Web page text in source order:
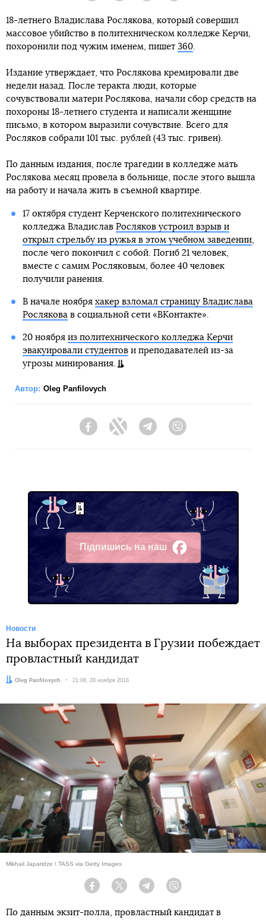
18-летнего Владислава Рослякова, который совершил
массовое убийство в политехническом колледже Керчи,
похоронили под чужим именем, пишет 360
Издание утверждает, что Рослякова кремировали две
недели назад. После теракта люди, которые
сочувствовали матери Рослякова, начали сбор средств на
похороны 18-летнего студента и написали женщине
письмо, в котором выразили сочувствие. Всего для
Росляков собрали 101 тыс. рублей (43 тыс. гривен).
По данным издания, после трагедии в колледже мать
Рослякова месяц провела в больнице, после этого вышла
на работу и начала жить в съемной квартире.
17 октября студент Керченского политехнического
колледжа Владислав Росляков устроил взрыв и
открыл стрельбу из ружья в этом учебном заведении,
после чего покончил с собой. Погиб 21 человек,
вместе с самим Росляковым, более 40 человек
получили ранения.
В начале ноября хакер взломал страницу Владислава
Рослякова в социальной сети «ВКонтакте».
20 ноября из политехнического колледжа Керчи
эвакуировали студентови преподавателей из-за
угрозы минирования.
Автор: Oleg Panfilovych
FacebookTwitter Telegram
Підпишись на наш
Facebook
Новости
На выборах президента в Грузии побеждает
провластный кандидат
Автор:
Oleg Panfilovych Дата:
21:08, 28 ноября 2018
Mikhail Japaridze \ TASS via Getty Images
Facebook Twitter Telegram
По данным экзит-полла, провластный кандидат в